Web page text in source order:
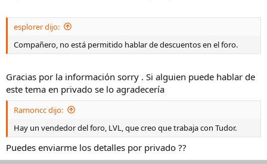
esplorer dijo:
Compañero, no está permitido hablar de descuentos en el foro.
Gracias por la información sorry . Si alguien puede hablar de
este tema en privado se lo agradecería
Ramoncc dijo:
Hay un vendedor del foro, LVL, que creo que trabaja con Tudor.
Puedes enviarme los detalles por privado ??